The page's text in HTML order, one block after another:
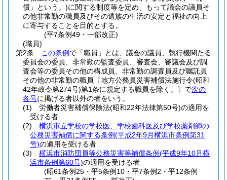
償」という。)に関する制度等を定め、もって議会の議員そ
の他非常勤の職員及びその遺族の生活の安定と福祉の向上
に寄与することを目的とする。
(平7条例49・一部改正)
(職員)
第2条
この条例 で「職員」とは、議会の議員、執行機関たる
委員会の委員、非常勤の監査委員、審査会、審議会及び調
査会等の委員その他の構成員、非常勤の調査員及び嘱託員
その他の非常勤の職員〔地方公務員災害補償法施行令(昭和
42年政令第274号)第1条に規定する職員を除く。 〕で次の
各号に掲げる者以外の者をいう。
(1)
労働者災害補償保険法(昭和22年法律第50号)の適用を
受ける者
(2)
横浜市立学校の学校医、学校歯科医及び学校薬剤師の
公務災害補償に関する条例(平成2年9月横浜市条例第31
号)の適用を受ける者
(3)
横浜市消防団員等公務災害等補償条例(平成9年10月横
浜市条例第60号)の適用を受ける者
(昭61条例25・平5条例10・平7条例2・平12条例